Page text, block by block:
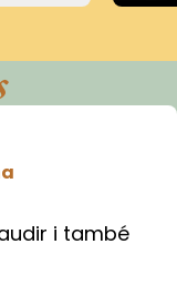
i també